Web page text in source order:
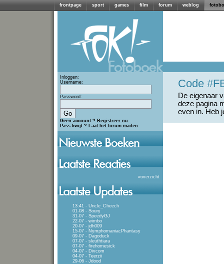
frontpage sport games film forum weblog
Inloggen:
Username:
Password:
Geen account ? Registreer nu
Pass kwijt ? Laat het forum mailen
»overzicht
13:41 - Uncle_Cheech
01-08 - Soury
31-07 - SpeedyGJ
22-07 - wimbo
20-07 - jdh009
15-07 - NymphomaniacPhantasy
09-07 - Dagoduck
07-07 - sleuthtiara
07-07 - firehomesick
04-07 - Divcom
04-07 - Teerzii
29-06 - Jdood
Code
De eigenaar
deze pagina
even in. Heb